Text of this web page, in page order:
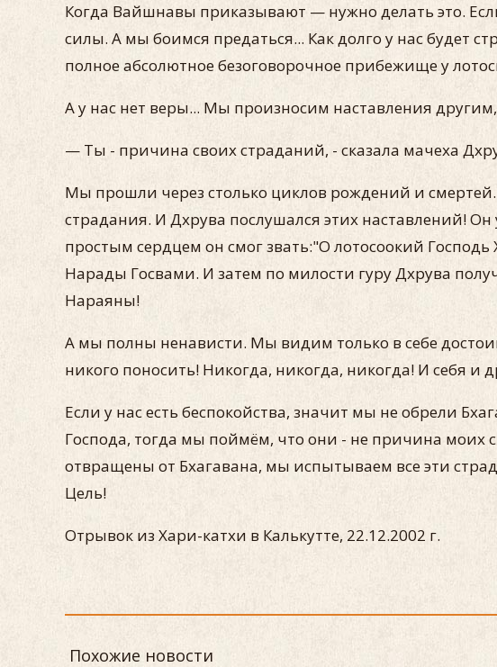
Когда Вайшнавы приказывают — нужно делать это.
силы. А мы боимся предаться... Как долго у нас будет
полное абсолютное безоговорочное прибежище у
А у нас нет веры... Мы произносим наставления
— Ты - причина своих страданий, - сказала мачеха
Мы прошли через столько циклов рождений и
страдания. И Дхрува послушался этих наставлений!
простым сердцем он смог звать:"О лотосоокий
Нарады Госвами. И затем по милости гуру Дхрува
Нараяны!
А мы полны ненависти. Мы видим только в себе
никого поносить! Никогда, никогда, никогда! И себя и
Если у нас есть беспокойства, значит мы не обрели
Господа, тогда мы поймём, что они - не причина
отвращены от Бхагавана, мы испытываем все эти
Цель!
Отрывок из Хари-катхи в Калькутте, 22.12.2002 г.
Похожие новости